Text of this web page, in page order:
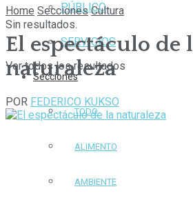
PÚBLICO
SERVICIOS
Secciones
TODO
ALIMENTO
AMBIENTE
Sin resultados.
Ver todos los resultados
Home Secciones Cultura
El espectáculo de
naturaleza
POR FEDERICO KUKSO